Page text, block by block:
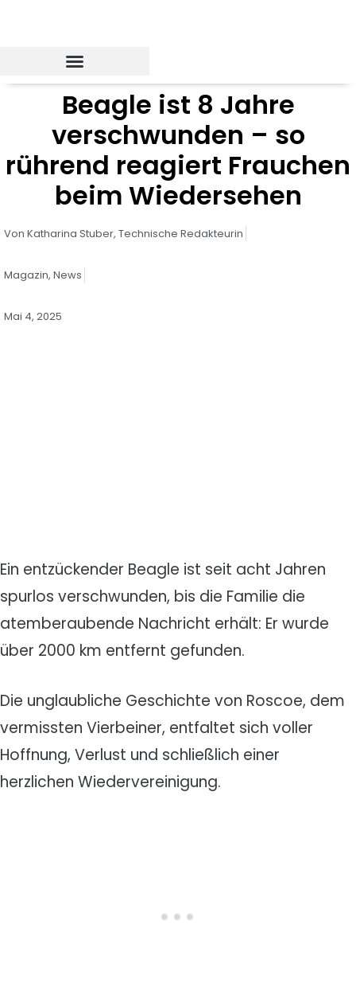
Beagle ist 8 Jahre
verschwunden – so
rührend reagiert Frauchen
beim Wiedersehen
Von Katharina Stuber, Technische Redakteurin
Magazin, News
Mai 4, 2025
Ein entzückender Beagle ist seit acht Jahren
spurlos verschwunden, bis die Familie die
atemberaubende Nachricht erhält: Er wurde
über 2000 km entfernt gefunden.
Die unglaubliche Geschichte von Roscoe, dem
vermissten Vierbeiner, entfaltet sich voller
Hoffnung, Verlust und schließlich einer
herzlichen Wiedervereinigung.